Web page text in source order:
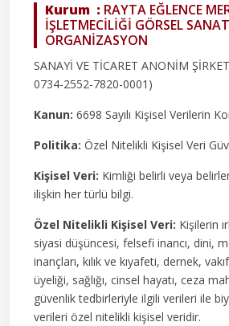
Kurum : RAYTA EĞLENCE
İŞLETMECİLİĞİ GÖRSEL
ORGANİZASYON
SANAYİ VE TİCARET ANONİM
0734-2552-7820-0001)
Kanun: 6698 Sayılı Kişisel Verilerin
Politika: Özel Nitelikli Kişisel Veri
Kişisel Veri: Kimliği belirli veya
ilişkin her türlü bilgi.
Özel Nitelikli Kişisel Veri: Kişilerin
siyasi düşüncesi, felsefi inancı, dini,
inançları, kılık ve kıyafeti, dernek,
üyeliği, sağlığı, cinsel hayatı, ceza
güvenlik tedbirleriyle ilgili verileri ile
verileri özel nitelikli kişisel veridir.